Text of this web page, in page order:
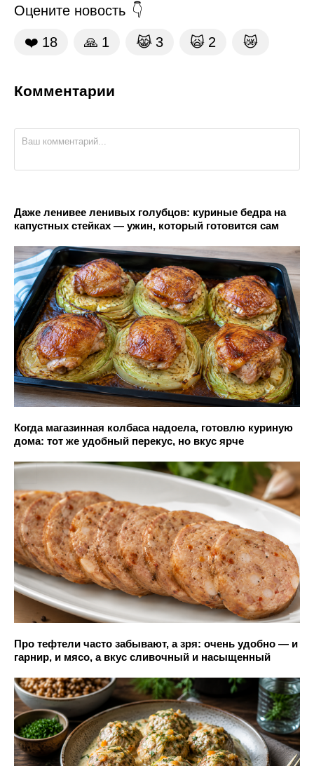
Оцените новость
❤️ 18 🙏 1 😹 3 🙀 2 😿
Комментарии
Даже ленивее ленивых голубцов: куриные бедра на
капустных стейках — ужин, который готовится сам
Когда магазинная колбаса надоела, готовлю куриную
дома: тот же удобный перекус, но вкус ярче
Про тефтели часто забывают, а зря: очень удобно — и
гарнир, и мясо, а вкус сливочный и насыщенный